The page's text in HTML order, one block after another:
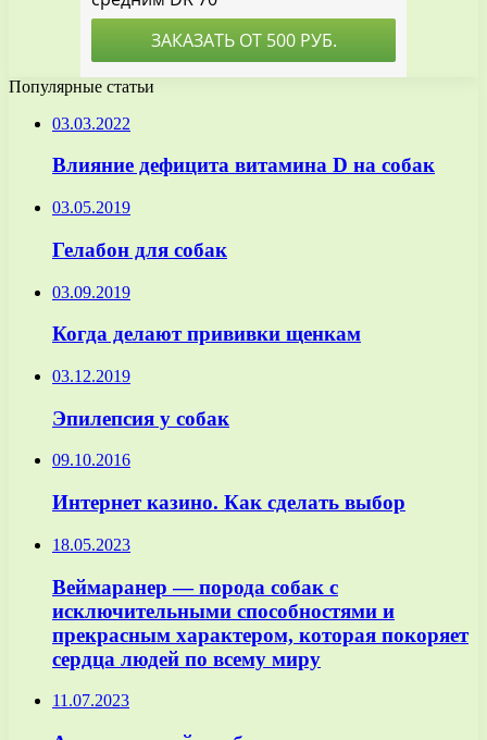
Популярные статьи
03.03.2022
Влияние дефицита витамина D на собак
03.05.2019
Гелабон для собак
03.09.2019
Когда делают прививки щенкам
03.12.2019
Эпилепсия у собак
09.10.2016
Интернет казино. Как сделать выбор
18.05.2023
Веймаранер — порода собак с
исключительными способностями и
прекрасным характером, которая покоряет
сердца людей по всему миру
11.07.2023